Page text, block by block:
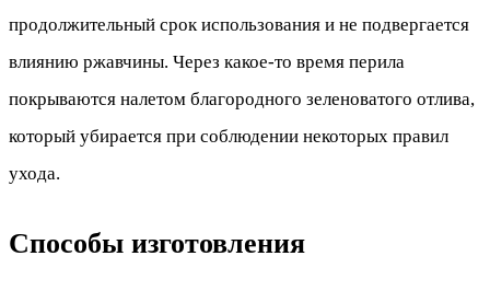
продолжительный срок использования и не подвергается
влиянию ржавчины. Через какое-то время перила
покрываются налетом благородного зеленоватого отлива,
который убирается при соблюдении некоторых правил
ухода.
Способы изготовления